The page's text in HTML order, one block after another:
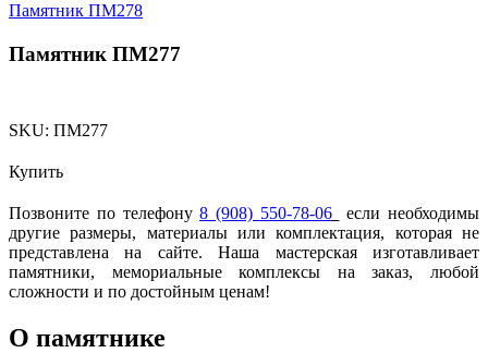
Памятник ПМ278
Памятник ПМ277
SKU: ПМ277
Купить
Позвоните по телефону8 (908) 550-78-06
если необходимы
другие размеры, материалы или комплектация, которая не
представлена на сайте. Наша мастерская изготавливает
памятники, мемориальные комплексы на заказ, любой
сложности и по достойным ценам!
О памятнике